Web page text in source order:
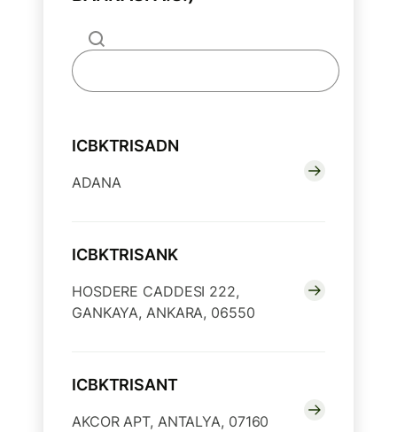
ICBKTRISADN
ADANA
ICBKTRISANK
HOSDERE CADDESI 222,
GANKAYA, ANKARA, 06550
ICBKTRISANT
AKCOR APT, ANTALYA, 07160